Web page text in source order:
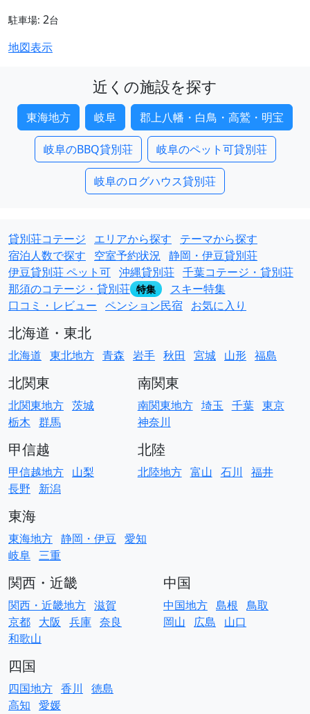
駐車場: 2台
地図表示
近くの施設を探す
東海地方 岐阜 郡上八幡・白鳥・高鷲・明宝
岐阜のBBQ貸別荘 岐阜のペット可貸別荘
岐阜のログハウス貸別荘
貸別荘コテージ エリアから探す
テーマから探す
宿泊人数で探す
空室予約状況 静岡・伊豆貸別荘
伊豆貸別荘 ペット可 沖縄貸別荘 千葉コテージ・貸別荘
那須のコテージ・貸別荘 特集
スキー特集
口コミ・レビュー ペンション民宿 お気に入り
北海道・東北
北海道 東北地方 青森 岩手 秋田 宮城 山形 福島
北関東
北関東地方 茨城
栃木 群馬
南関東
南関東地方 埼玉 千葉 東京
神奈川
甲信越
甲信越地方 山梨
長野
新潟
北陸
北陸地方 富山 石川 福井
東海
東海地方 静岡・伊豆 愛知
岐阜 三重
関西・近畿
関西・近畿地方 滋賀
京都 大阪 兵庫 奈良
和歌山
中国
中国地方 島根 鳥取
岡山
広島 山口
四国
四国地方 香川
徳島
高知 愛媛